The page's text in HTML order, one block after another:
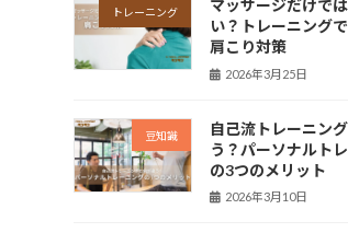
トレーニング
マッサージだけで
い？トレーニング
肩こり対策
2026年3月25日
豆知識
自己流トレーニン
う？パーソナルト
の3つのメリット
2026年3月10日